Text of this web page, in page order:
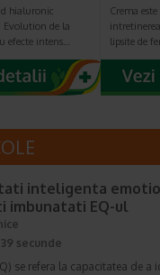
hialuronic
Evolution de la
efecte intens…
Crema
lipsite de
inteligenta
imbunatati EQ-ul
secunde
se refera la capacitatea de a